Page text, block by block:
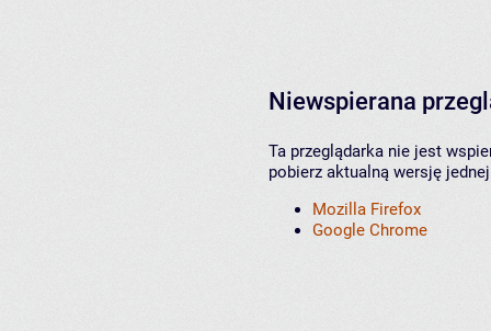
Niewspierana
Ta przeglądarka nie jest
pobierz aktualną wersję
Mozilla Firefox
Google Chrome